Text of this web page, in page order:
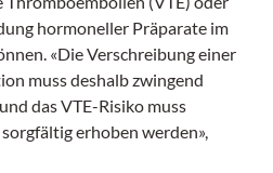
hormoneller Präparate im
«Die Verschreibung einer
muss deshalb zwingend
das VTE-Risiko muss
erhoben werden»,